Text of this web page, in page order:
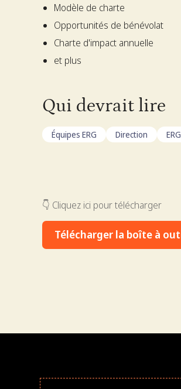
Modèle de charte
Opportunités de bénévolat
Charte d'impact annuelle
et plus
Qui devrait lire
Équipes ERG Direction
👇 Cliquez ici pour télécharger
Télécharger la boîte à